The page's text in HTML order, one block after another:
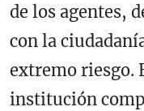
de los agentes,
con la
extremo riesgo.
institución